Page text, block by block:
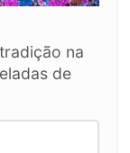
na
de